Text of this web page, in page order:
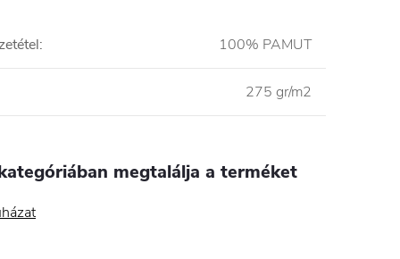
: 100% PAMUT
275 gr/m2
megtalálja a terméket